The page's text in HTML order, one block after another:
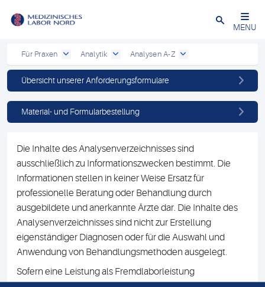
Schließen
MENU
Für Praxen Analytik Analysen A-Z
Übersicht unserer Anforderungsformulare
Material- und Formularbestellung
Die Inhalte des Analysenverzeichnisses sind
ausschließlich zu Informationszwecken bestimmt. Die
Informationen stellen in keiner Weise Ersatz für
professionelle Beratung oder Behandlung durch
ausgebildete und anerkannte Ärzte dar. Die Inhalte des
Analysenverzeichnisses sind nicht zur Erstellung
eigenständiger Diagnosen oder für die Auswahl und
Anwendung von Behandlungsmethoden ausgelegt.
Sofern eine Leistung als Fremdlaborleistung